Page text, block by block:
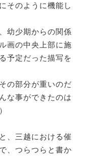
そのように機能し
幼少期からの関係
画の中央上部に施
予定だった描写を
の部分が重いのだ
な事ができたのは
、三越における催
、つらつらと書か